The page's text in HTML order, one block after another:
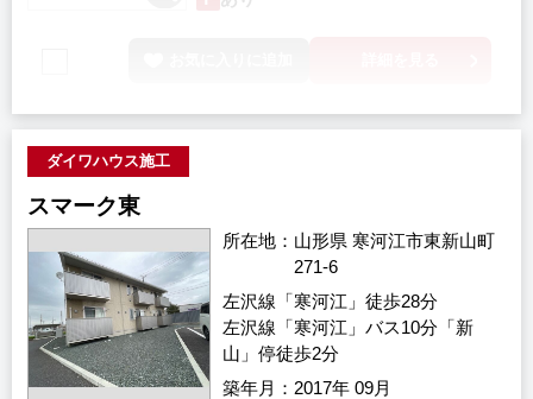
ダイワハウス施工
スマーク東
所在地
山形県 寒河江市東新山町
271-6
築年月 2017年 09月
左沢線「寒河江」徒歩28分
左沢線「寒河江」バス10分「新
山」停徒歩2分